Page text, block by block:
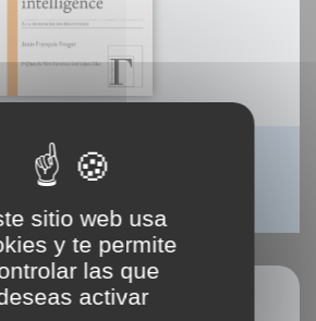
pour connaître la sagesse et
l'intelligence
sitio web usa
y te permite
las que
activar